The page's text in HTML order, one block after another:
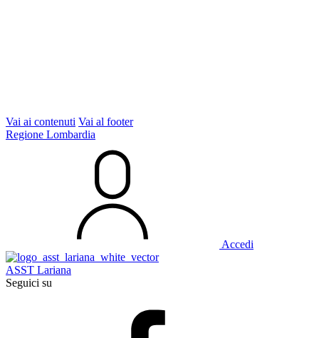
Vai ai contenuti Vai al footer
Regione Lombardia
Accedi
ASST Lariana
Seguici su